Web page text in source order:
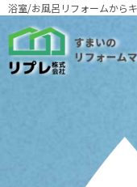
浴室/お風呂リフォームから